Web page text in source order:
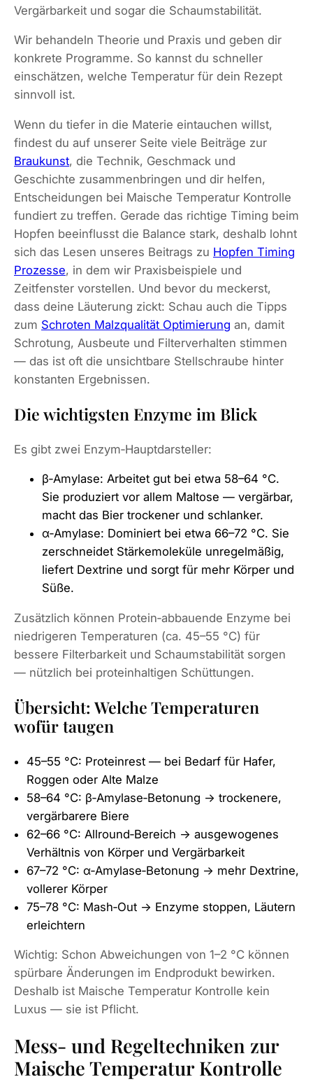
Vergärbarkeit und sogar die Schaumstabilität.
Wir behandeln Theorie und Praxis und geben dir
konkrete Programme. So kannst du schneller
einschätzen, welche Temperatur für dein Rezept
sinnvoll ist.
Wenn du tiefer in die Materie eintauchen willst,
findest du auf unserer Seite viele Beiträge zur
Braukunst, die Technik, Geschmack und
Geschichte zusammenbringen und dir helfen,
Entscheidungen bei Maische Temperatur Kontrolle
fundiert zu treffen. Gerade das richtige Timing beim
Hopfen beeinflusst die Balance stark, deshalb lohnt
sich das Lesen unseres Beitrags zu Hopfen Timing
Prozesse, in dem wir Praxisbeispiele und
Zeitfenster vorstellen. Und bevor du meckerst,
dass deine Läuterung zickt: Schau auch die Tipps
zum Schroten Malzqualität Optimierung an, damit
Schrotung, Ausbeute und Filterverhalten stimmen
— das ist oft die unsichtbare Stellschraube hinter
konstanten Ergebnissen.
Die wichtigsten Enzyme im Blick
Es gibt zwei Enzym‑Hauptdarsteller:
β‑Amylase: Arbeitet gut bei etwa 58–64 °C.
Sie produziert vor allem Maltose — vergärbar,
macht das Bier trockener und schlanker.
α‑Amylase: Dominiert bei etwa 66–72 °C. Sie
zerschneidet Stärkemoleküle unregelmäßig,
liefert Dextrine und sorgt für mehr Körper und
Süße.
Zusätzlich können Protein‑abbauende Enzyme bei
niedrigeren Temperaturen (ca. 45–55 °C) für
bessere Filterbarkeit und Schaumstabilität sorgen
— nützlich bei proteinhaltigen Schüttungen.
Übersicht: Welche Temperaturen
wofür taugen
45–55 °C: Proteinrest — bei Bedarf für Hafer,
Roggen oder Alte Malze
58–64 °C: β‑Amylase‑Betonung → trockenere,
vergärbarere Biere
62–66 °C: Allround‑Bereich → ausgewogenes
Verhältnis von Körper und Vergärbarkeit
67–72 °C: α‑Amylase‑Betonung → mehr Dextrine,
vollerer Körper
75–78 °C: Mash‑Out → Enzyme stoppen, Läutern
erleichtern
Wichtig: Schon Abweichungen von 1–2 °C können
spürbare Änderungen im Endprodukt bewirken.
Deshalb ist Maische Temperatur Kontrolle kein
Luxus — sie ist Pflicht.
Mess- und Regeltechniken zur
Maische Temperatur Kontrolle